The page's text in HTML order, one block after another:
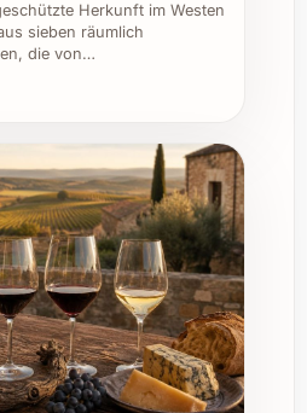
spezialisierte
ihn online an, wodurch
direkt nach
für den vielseitigen
Dank seiner
Aromen ist La Vinya del
Begleiter für
oder
Herkunft im Westen
sieben räumlich
die von…